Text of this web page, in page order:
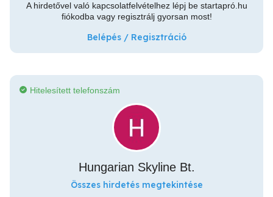
A hirdetővel való kapcsolatfelvételhez lépj be startapró.hu
fiókodba vagy regisztrálj gyorsan most!
Belépés / Regisztráció
Hitelesített telefonszám
Hungarian Skyline Bt.
Összes hirdetés megtekintése